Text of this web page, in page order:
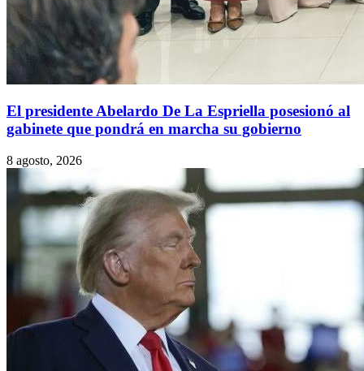
El presidente Abelardo De La Espriella posesionó al
gabinete que pondrá en marcha su gobierno
8 agosto, 2026